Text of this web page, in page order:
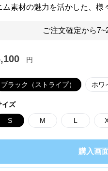
ム素材の魅力を活かした、様
ご注文確定から
円
ブラック（ストライプ） ホワ
イズ
S M L
購入画